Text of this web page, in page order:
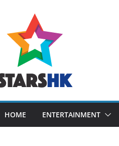
HOME ENTERTAINMENT